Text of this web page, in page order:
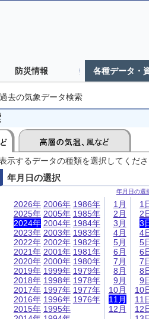
防災情報 各種データ・
過去の気象データ検索
示するデータの種類を選択してくだ
年月日の選択
年月日の選
2026年
2025年
2024年
2023年
2022年
2021年
2020年
2019年
2018年
2017年
2016年
2015年
2006年
2005年
2004年
2003年
2002年
2001年
2000年
1999年
1998年
1997年
1996年
1995年
1986年
1985年
1984年
1983年
1982年
1981年
1980年
1979年
1978年
1977年
1976年
1月
2月
3月
4月
5月
6月
7月
8月
9月
10月
11月
12月
1
2
3
4
5
6
7
8
9
10
11
12